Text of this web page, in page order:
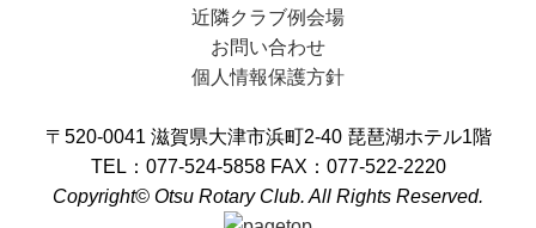
近隣クラブ例会場
お問い合わせ
個人情報保護方針
〒520-0041 滋賀県大津市浜町2-40 琵琶湖ホテル1階
TEL：077-524-5858 FAX：077-522-2220
Copyright© Otsu Rotary Club. All Rights Reserved.